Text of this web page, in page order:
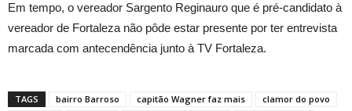
Em tempo, o vereador Sargento Reginauro que é pré-candidato à
vereador de Fortaleza não pôde estar presente por ter entrevista
marcada com antecendência junto à TV Fortaleza.
TAGS bairro Barroso capitão Wagner faz mais
clamor do povo